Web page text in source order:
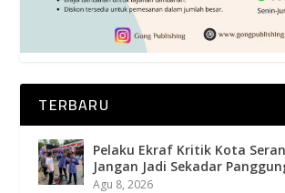
TERBARU
Pelaku Ekraf Kritik Kota
Jangan Jadi Sekadar
Agu 8, 2026